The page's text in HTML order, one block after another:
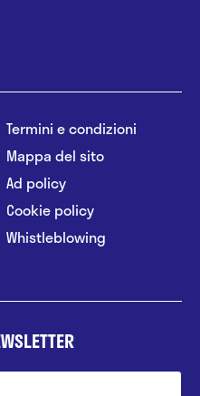
Termini e condizioni
Mappa del sito
Ad policy
Cookie policy
Whistleblowing